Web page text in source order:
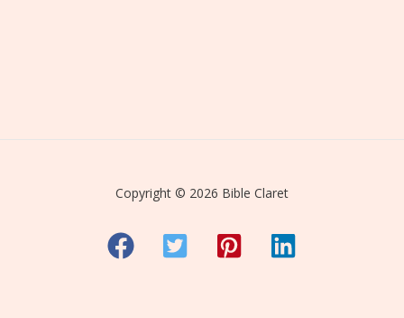
Copyright © 2026 Bible Claret